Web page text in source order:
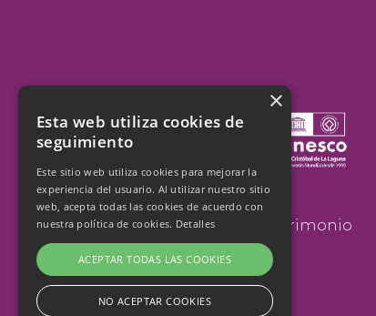
San Cristobal de La Laguna
cumple 25 años como Patrimonio
de la Humanidad
Esta web utiliza cookies de
seguimiento
Este sitio web utiliza cookies para mejorar la
experiencia del usuario. Al utilizar nuestro sitio
web, acepta todas las cookies de acuerdo con
nuestra política de cookies. Detalles
ACEPTAR TODAS LAS COOKIES
NO ACEPTAR COOKIES
×